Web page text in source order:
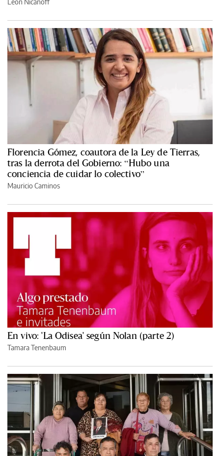
León Nicanoff
Florencia Gómez, coautora de la Ley de Tierras,
tras la derrota del Gobierno: “Hubo una
conciencia de cuidar lo colectivo”
Mauricio Caminos
En vivo: 'La Odisea' según Nolan (parte 2)
Tamara Tenenbaum